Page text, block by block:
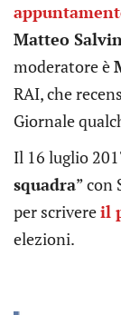
Matteo
moderatore è
RAI, che
Giornale
Il 16 luglio
squadra” con
per scrivereil
elezioni.